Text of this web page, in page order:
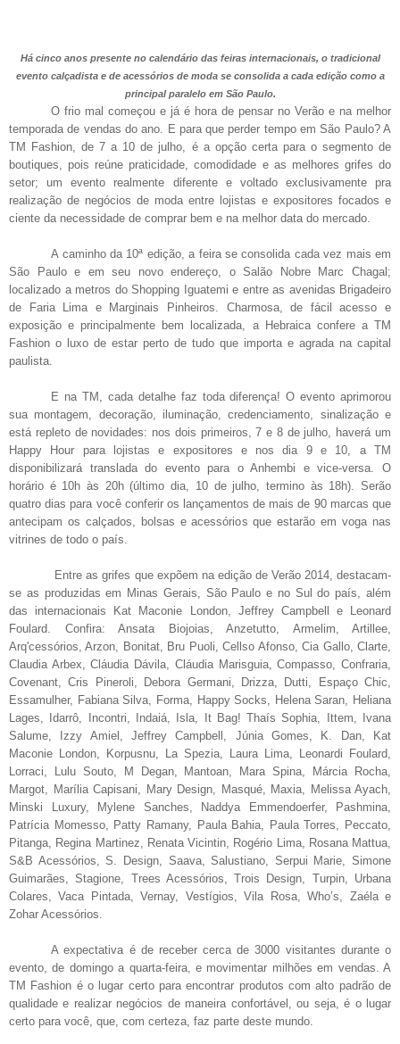
Há cinco anos presente no calendário das feiras internacionais, o tradicional
evento calçadista e de acessórios de moda se consolida a cada edição como a
principal paralelo em São Paulo.
O frio mal começou e já é hora de pensar no Verão e na melhor
temporada de vendas do ano. E para que perder tempo em São Paulo? A
TM Fashion, de 7 a 10 de julho, é a opção certa para o segmento de
boutiques, pois reúne praticidade, comodidade e as melhores grifes do
setor; um evento realmente diferente e voltado exclusivamente pra
realização de negócios de moda entre lojistas e expositores focados e
ciente da necessidade de comprar bem e na melhor data do mercado.
A caminho da 10ª edição, a feira se consolida cada vez mais em
São Paulo e em seu novo endereço, o Salão Nobre Marc Chagal;
localizado a metros do Shopping Iguatemi e entre as avenidas Brigadeiro
de Faria Lima e Marginais Pinheiros. Charmosa, de fácil acesso e
exposição e principalmente bem localizada, a Hebraica confere a TM
Fashion o luxo de estar perto de tudo que importa e agrada na capital
paulista.
E na TM, cada detalhe faz toda diferença! O evento aprimorou
sua montagem, decoração, iluminação, credenciamento, sinalização e
está repleto de novidades: nos dois primeiros, 7 e 8 de julho, haverá um
Happy Hour para lojistas e expositores e nos dia 9 e 10, a TM
disponibilizará translada do evento para o Anhembi e vice-versa. O
horário é 10h às 20h (último dia, 10 de julho, termino às 18h). Serão
quatro dias para você conferir os lançamentos de mais de 90 marcas que
antecipam os calçados, bolsas e acessórios que estarão em voga nas
vitrines de todo o país.
Entre as grifes que expõem na edição de Verão 2014, destacam-
se as produzidas em Minas Gerais, São Paulo e no Sul do país, além
das internacionais Kat Maconie London, Jeffrey Campbell e Leonard
Foulard. Confira: Ansata Biojoias, Anzetutto, Armelim, Artillee,
Arq'cessórios, Arzon, Bonitat, Bru Puoli, Cellso Afonso, Cia Gallo, Clarte,
Claudia Arbex, Cláudia Dávila, Cláudia Marisguia, Compasso, Confraria,
Covenant, Cris Pineroli, Debora Germani, Drizza, Dutti, Espaço Chic,
Essamulher, Fabiana Silva, Forma, Happy Socks, Helena Saran, Heliana
Lages, Idarrô, Incontri, Indaiá, Isla, It Bag! Thaís Sophia, Ittem, Ivana
Salume, Izzy Amiel, Jeffrey Campbell, Júnia Gomes, K. Dan, Kat
Maconie London, Korpusnu, La Spezia, Laura Lima, Leonardi Foulard,
Lorraci, Lulu Souto, M Degan, Mantoan, Mara Spina, Márcia Rocha,
Margot, Marília Capisani, Mary Design, Masqué, Maxia, Melissa Ayach,
Minski Luxury, Mylene Sanches, Naddya Emmendoerfer, Pashmina,
Patrícia Momesso, Patty Ramany, Paula Bahia, Paula Torres, Peccato,
Pitanga, Regina Martinez, Renata Vicintin, Rogério Lima, Rosana Mattua,
S&B Acessórios, S. Design, Saava, Salustiano, Serpui Marie, Simone
Guimarães,Stagione, Trees Acessórios, Trois Design, Turpin, Urbana
Colares, Vaca Pintada, Vernay, Vestígios, Vila Rosa, Who’s, Zaéla e
Zohar Acessórios.
A expectativa é de receber cerca de 3000 visitantes durante o
evento, de domingo a quarta-feira, e movimentar milhões em vendas. A
TM Fashion é o lugar certo para encontrar produtos com alto padrão de
qualidade e realizar negócios de maneira confortável, ou seja, é o lugar
certo para você, que, com certeza, faz parte deste mundo.